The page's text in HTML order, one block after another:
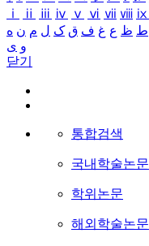
ⅰ
ⅱ ⅲ ⅳ ⅴ ⅵ ⅶ ⅷ ⅸ
ط ظ ع غ ف ق ک ل م ن ه
و ی
닫기
통합검색
국내학술논문
학위논문
해외학술논문